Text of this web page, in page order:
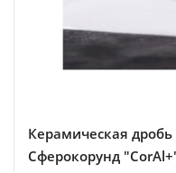
Керамическая
Сферокорунд